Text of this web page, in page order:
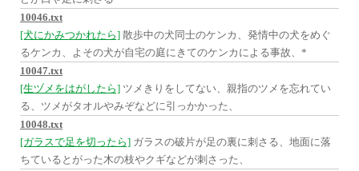
10046.txt
[犬にかみつかれたら] 散歩中の犬同士のケンカ、発情中の犬をめぐ
るケンカ、よその犬が自宅の庭にきてのケンカによる事故、*
10047.txt
[生ヅメをはがしたら] ツメきりをしてない、親指のツメを忘れてい
る、ツメがタオルやみぞなどに引っかかった、
10048.txt
[ガラスで足を切ったら] ガラスの破片が足の裏に刺さる、地面に落
ちているとがった木の枝やクギなどが刺さった、